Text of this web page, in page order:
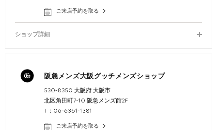
ご来店予約を取る
ショップ詳細
阪急メンズ大阪グッチメンズショップ
530-8350 大阪府 大阪市
北区角田町7-10 阪急メンズ館2F
T：06-6361-1381
ご来店予約を取る